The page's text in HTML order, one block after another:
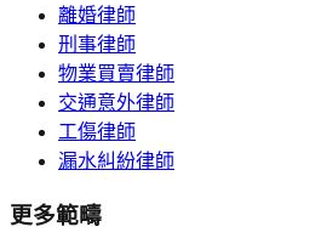
離婚律師
刑事律師
物業買賣律師
交通意外律師
工傷律師
漏水糾紛律師
更多範疇